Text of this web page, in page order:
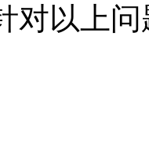
对以上问